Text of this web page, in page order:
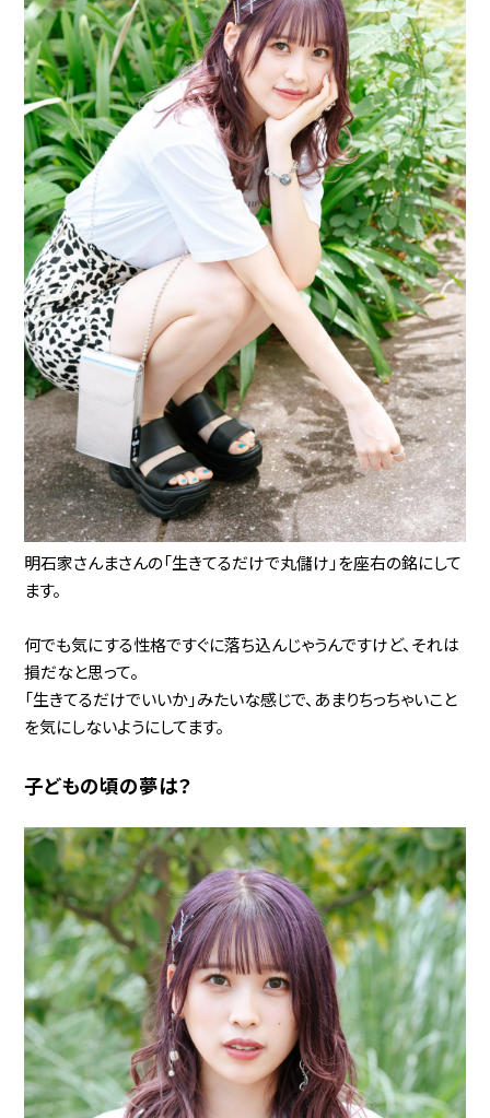
明石家さんまさんの「生きてるだけで丸儲け」を座右の銘にして
ます。
何でも気にする性格ですぐに落ち込んじゃうんですけど、それは
損だなと思って。
「生きてるだけでいいか」みたいな感じで、あまりちっちゃいこと
を気にしないようにしてます。
子どもの頃の夢は？